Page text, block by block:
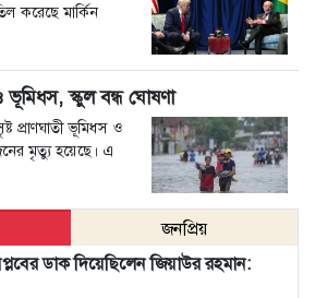
করেছে মার্কিন
ভূমিধস, স্কুল বন্ধ ঘোষণা
প্রাণঘাতী ভূমিধস ও
মৃত্যু হয়েছে। এ
জনপ্রিয়
ডাক দিয়েছিলেন জিয়াউর রহমান: